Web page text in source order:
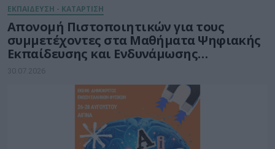
ΕΚΠΑΙΔΕΥΣΗ - ΚΑΤΑΡΤΙΣΗ
Απονομή Πιστοποιητικών για τους
συμμετέχοντες στα Μαθήματα Ψηφιακής
Εκπαίδευσης και Ενδυνάμωσης
Ηλικιωμένων του Δήμου Ηρακλείου
30.07.2026